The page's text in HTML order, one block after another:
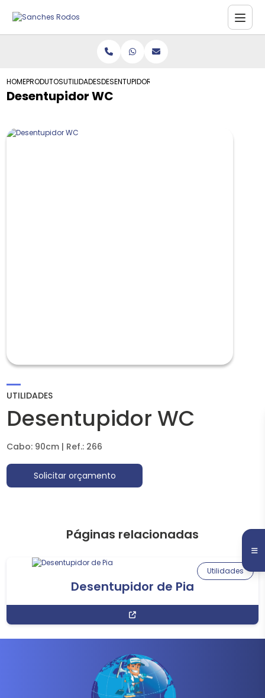
HOMEPRODUTOSUTILIDADESDESENTUPIDOR WC
Desentupidor WC
UTILIDADES
Desentupidor WC
Cabo: 90cm | Ref.: 266
Solicitar orçamento
Páginas relacionadas
Desentupidor de Pia
Utilidades